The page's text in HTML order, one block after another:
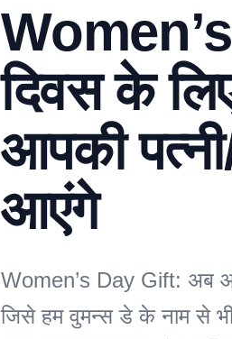
दिवस के
आपकी
आएंगे
Women’s Day Gift: अब
जिसे हम वुमन्स डे के नाम से भी